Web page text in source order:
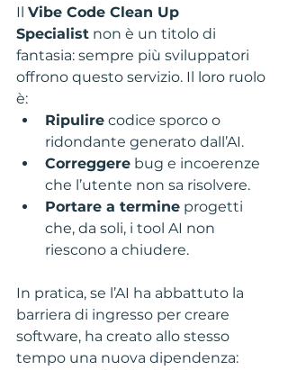
Il Vibe Code Clean Up
Specialist non è un titolo di
fantasia: sempre più sviluppatori
offrono questo servizio. Il loro ruolo
è:
Ripulire codice sporco o
ridondante generato dall’AI.
Correggere bug e incoerenze
che l’utente non sa risolvere.
Portare a termine progetti
che, da soli, i tool AI non
riescono a chiudere.
In pratica, se l’AI ha abbattuto la
barriera di ingresso per creare
software, ha creato allo stesso
tempo una nuova dipendenza: